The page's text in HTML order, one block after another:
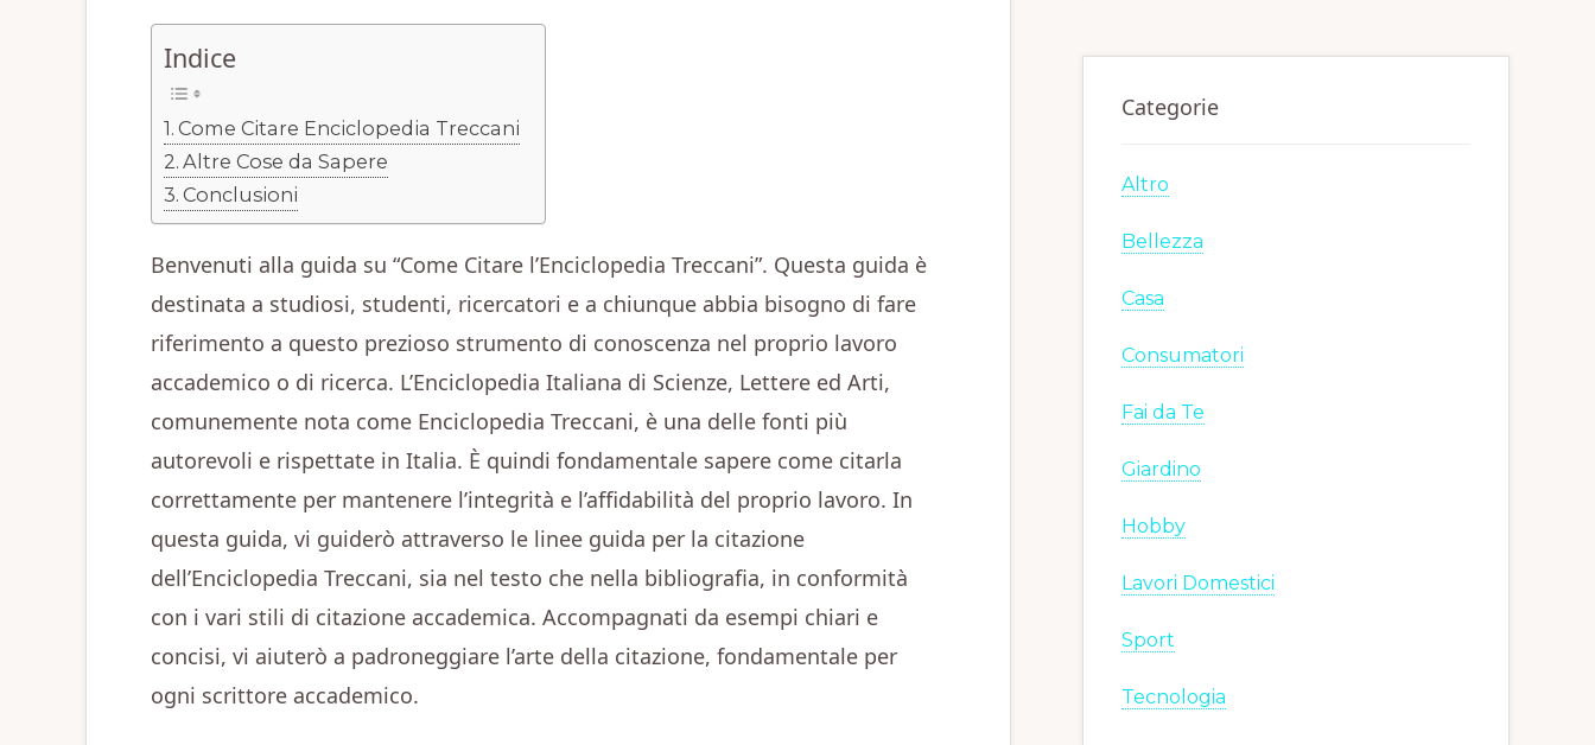
Indice
Come Citare Enciclopedia Treccani
Altre Cose da Sapere
Conclusioni
Benvenuti alla guida su “Come Citare l’Enciclopedia Treccani”. Questa guida è
destinata a studiosi, studenti, ricercatori e a chiunque abbia bisogno di fare
riferimento a questo prezioso strumento di conoscenza nel proprio lavoro
accademico o di ricerca. L’Enciclopedia Italiana di Scienze, Lettere ed Arti,
comunemente nota come Enciclopedia Treccani, è una delle fonti più
autorevoli e rispettate in Italia. È quindi fondamentale sapere come citarla
correttamente per mantenere l’integrità e l’affidabilità del proprio lavoro. In
questa guida, vi guiderò attraverso le linee guida per la citazione
dell’Enciclopedia Treccani, sia nel testo che nella bibliografia, in conformità
con i vari stili di citazione accademica. Accompagnati da esempi chiari e
concisi, vi aiuterò a padroneggiare l’arte della citazione, fondamentale per
ogni scrittore accademico.
Categorie
Altro
Bellezza
Casa
Consumatori
Fai da Te
Giardino
Hobby
Lavori Domestici
Sport
Tecnologia